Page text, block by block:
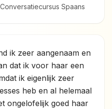
Spaans
ik zeer aangenaam en
dat ik voor haar een
ik eigenlijk zeer
heb en al helemaal
ongelofelijk goed haar